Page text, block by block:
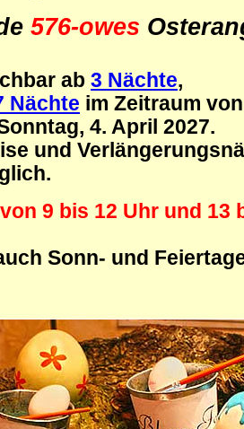
576-owes
ab 3 Nächte,
Nächte im Zeitraum
, 4. April 2027.
und
9 bis 12 Uhr und 13
Sonn- und